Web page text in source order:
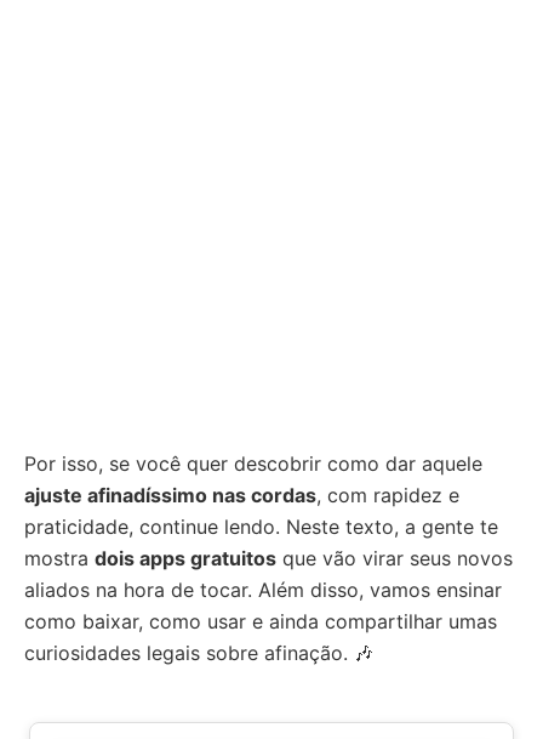
Por isso, se você quer descobrir como dar aquele
ajuste afinadíssimo nas cordas, com rapidez e
praticidade, continue lendo. Neste texto, a gente te
mostra dois apps gratuitos que vão virar seus novos
aliados na hora de tocar. Além disso, vamos ensinar
como baixar, como usar e ainda compartilhar umas
curiosidades legais sobre afinação. 🎶